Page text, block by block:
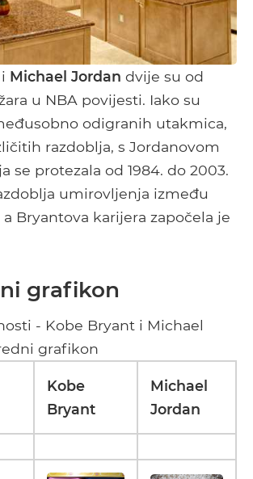
i Michael Jordan dvije su od
u NBA povijesti. Iako su
odigranih utakmica,
razdoblja, s Jordanovom
se protezala od 1984. do 2003.
umirovljenja između
a Bryantova karijera započela je
grafikon
- Kobe Bryant i Michael
grafikon
Kobe
Bryant
Michael
Jordan